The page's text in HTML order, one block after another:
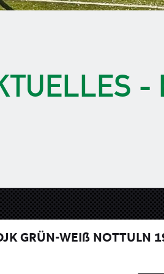
-